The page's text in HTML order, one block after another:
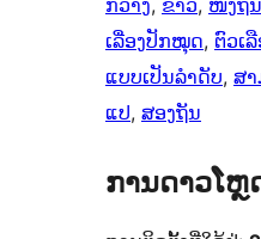
ກວ້າງ, ຂ່າວ, ໜຶ່ງຖັນ
ເລື່ອງປັກໝຸດ, ຕົວເ
ແບບເປັນລຳດັບ, ສ
ແປ, ສອງຖັນ
ການດາວໂຫຼ